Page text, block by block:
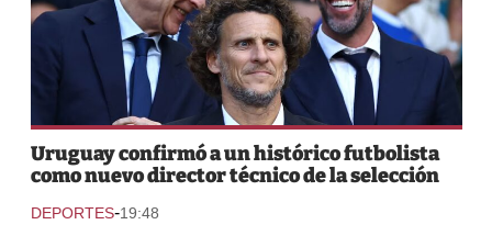
Uruguay confirmó a un histórico futbolista
como nuevo director técnico de la selección
DEPORTES-19:48